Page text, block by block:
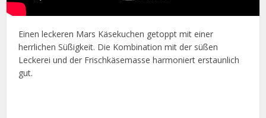
Einen leckeren Mars Käsekuchen getoppt mit einer
herrlichen Süßigkeit. Die Kombination mit der süßen
Leckerei und der Frischkäsemasse harmoniert erstaunlich
gut.